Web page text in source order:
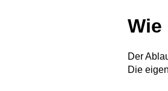
Der
Die